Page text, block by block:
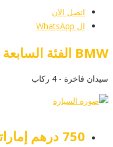
اتصل الان
ال WhatsApp
BMW الفئة السابعة
سيدان فاخرة - 4 ركاب
750 درهم إماراتي